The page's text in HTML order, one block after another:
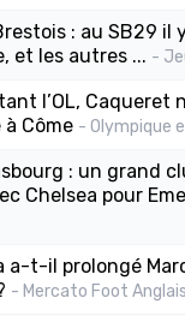
: au SB29 il
et les autres ... -
l’OL, Caqueret
Côme - Olympique
: un grand
Chelsea pour
a-t-il prolongé
- Mercato Foot Anglais